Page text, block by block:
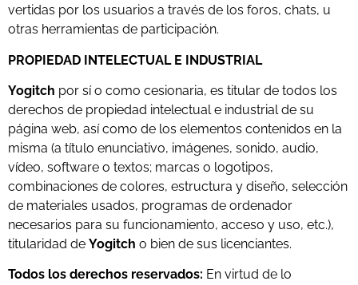
vertidas por los usuarios a través de los foros, chats, u
otras herramientas de participación.
PROPIEDAD INTELECTUAL E INDUSTRIAL
Yogitch por sí o como cesionaria, es titular de todos los
derechos de propiedad intelectual e industrial de su
página web, así como de los elementos contenidos en la
misma (a título enunciativo, imágenes, sonido, audio,
vídeo, software o textos; marcas o logotipos,
combinaciones de colores, estructura y diseño, selección
de materiales usados, programas de ordenador
necesarios para su funcionamiento, acceso y uso, etc.),
titularidad de Yogitch o bien de sus licenciantes.
Todos los derechos reservados: En virtud de lo